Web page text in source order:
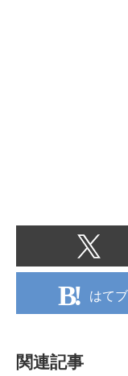
はてブ
関連記事